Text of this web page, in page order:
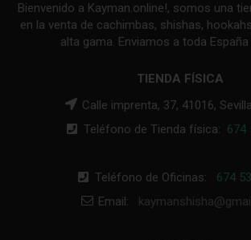
Bienvenido a Kayman.online!, somos una
en la venta de cachimbas, shishas,
alta gama. Enviamos a toda España
TIENDA FÍSICA
Calle imprenta, 37, 41016,
Teléfono de Tienda física: 674
Teléfono de Oficinas: 674
Email: